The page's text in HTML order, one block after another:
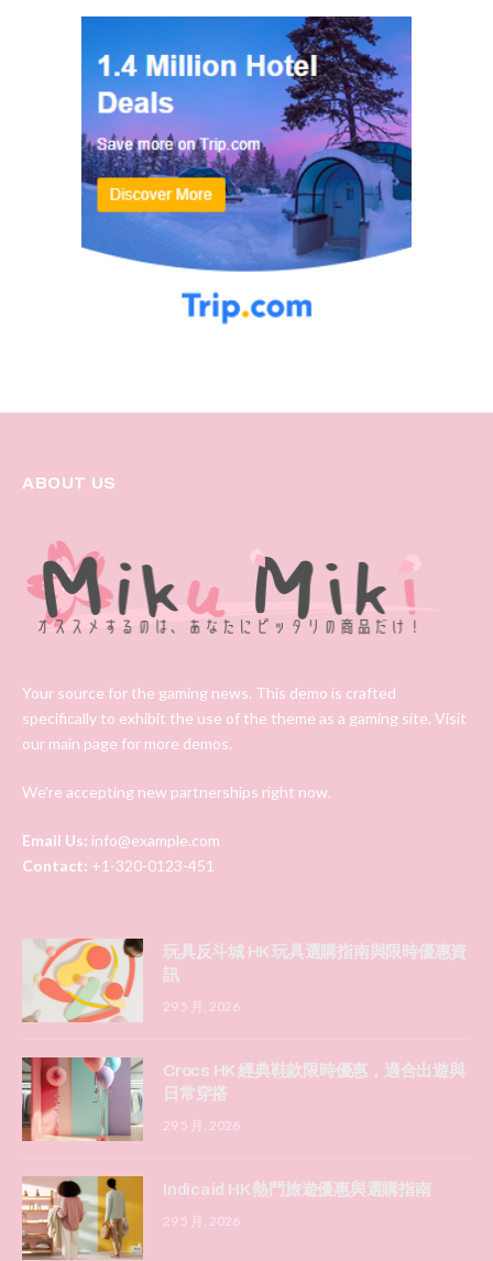
ABOUT US
Your source for the gaming news. This demo is crafted
specifically to exhibit the use of the theme as a gaming site. Visit
our main page for more demos.
We're accepting new partnerships right now.
Email Us: info@example.com
Contact: +1-320-0123-451
玩具反斗城 HK 玩具選購指南與限時優惠資
訊
29 5 月, 2026
Crocs HK 經典鞋款限時優惠，適合出遊與
日常穿搭
29 5 月, 2026
Indicaid HK 熱門旅遊優惠與選購指南
29 5 月, 2026